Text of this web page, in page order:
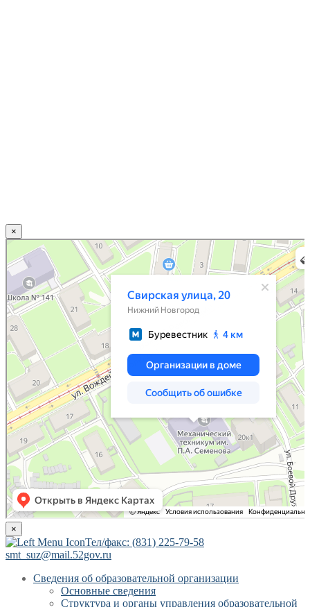
×
Нижний Новгород
Свирская улица, 20 — Яндекс.Карты
×
Тел/факс: (831) 225-79-58
smt_suz@mail.52gov.ru
Сведения об образовательной организации
Основные сведения
Структура и органы управления образовательной